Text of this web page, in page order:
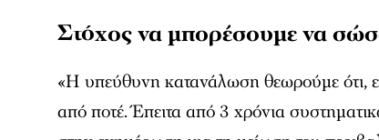
Στόχος να μπορέσουμε να
«Η υπεύθυνη κατανάλωση θεωρούμε ότι,
από ποτέ. Έπειτα από 3 χρόνια